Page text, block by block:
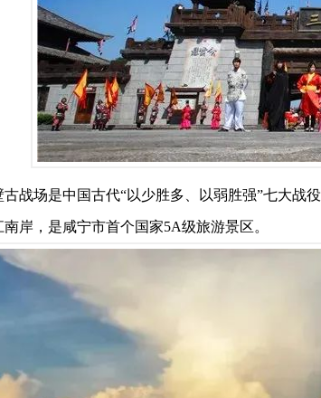
古战场是中国古代“以少胜多、以弱胜强”七大战
岸，是咸宁市首个国家5A级旅游景区。